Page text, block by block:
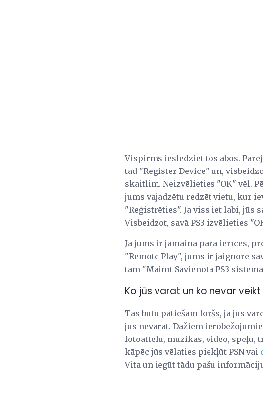
Vispirms ieslēdziet tos abos.
tad "Register Device" un,
skaitlim. Neizvēlieties "OK" vēl.
jums vajadzētu redzēt vietu, kur
"Reģistrēties". Ja viss iet labi,
Visbeidzot, savā PS3 izvēlieties
Ja jums ir jāmaina pāra ierīces,
"Remote Play", jums ir jāignorē
tam "Mainīt Savienota PS3
Ko jūs varat un ko nevar
Tas būtu patiešām foršs, ja jūs
jūs nevarat. Dažiem
fotoattēlu, mūzikas, video, spēļu,
kāpēc jūs vēlaties piekļūt PSN vai
Vita un iegūt tādu pašu